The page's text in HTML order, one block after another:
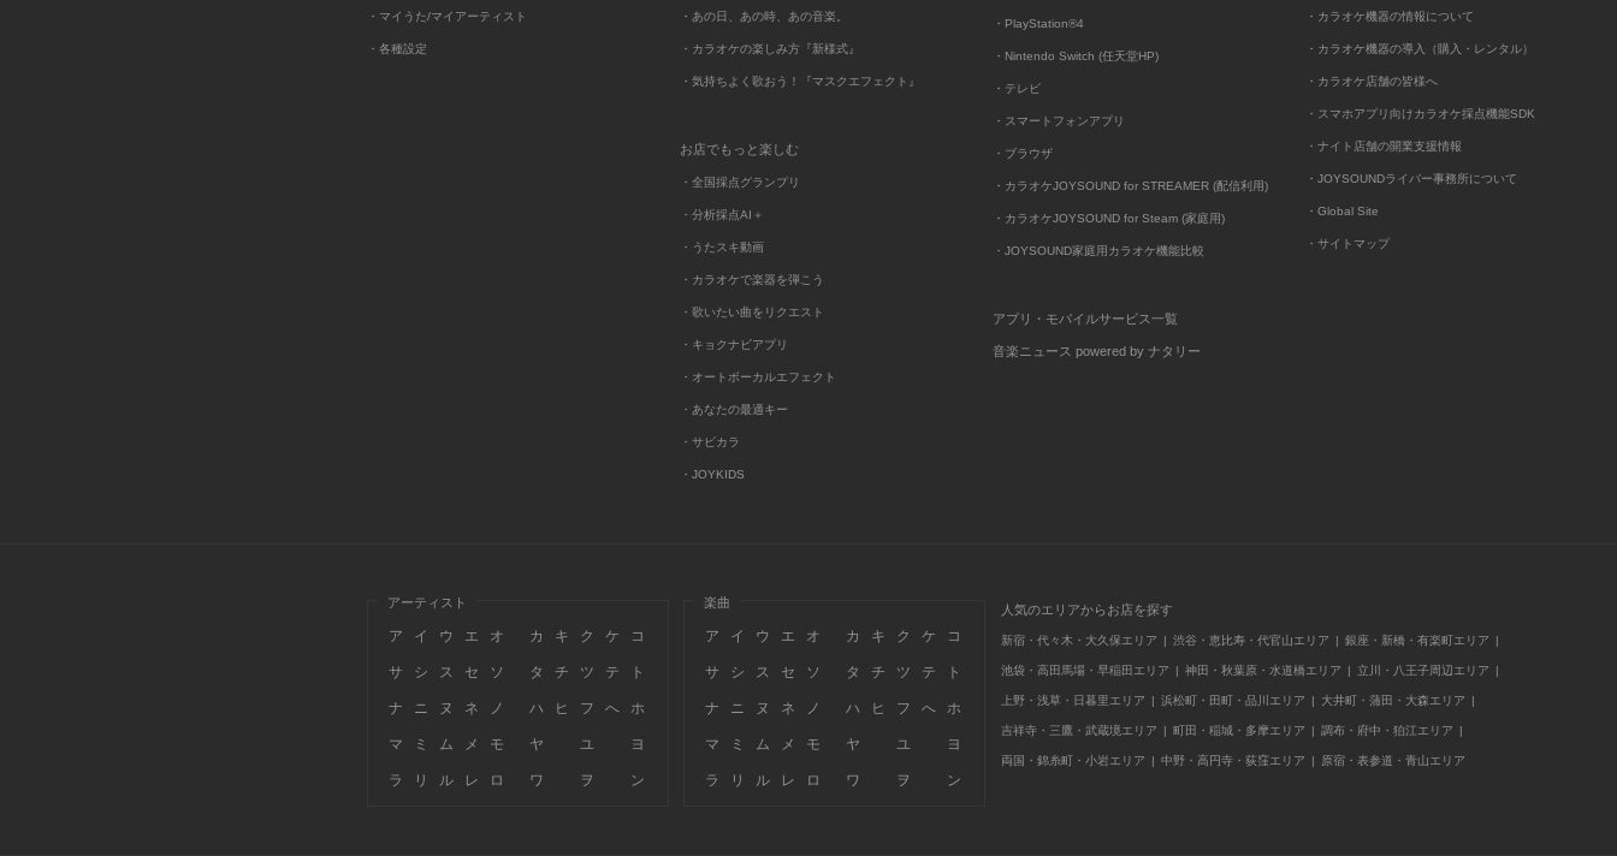
・マイうた/マイアーティスト
・各種設定
・あの日、あの時、あの音楽。
・カラオケの楽しみ方『新様式』
・気持ちよく歌おう！『マスクエフェクト』
お店でもっと楽しむ
・全国採点グランプリ
・分析採点AI＋
・うたスキ動画
・カラオケで楽器を弾こう
・歌いたい曲をリクエスト
・キョクナビアプリ
・オートボーカルエフェクト
・あなたの最適キー
・サビカラ
・JOYKIDS
・PlayStation®4
・Nintendo Switch (任天堂HP)
・テレビ
・スマートフォンアプリ
・ブラウザ
・カラオケJOYSOUND for STREAMER (配信利用)
・カラオケJOYSOUND for Steam (家庭用)
・JOYSOUND家庭用カラオケ機能比較
アプリ・モバイルサービス一覧
音楽ニュース powered by ナタリー
・カラオケ機器の情報について
・カラオケ機器の導入（購入・レンタル）
・カラオケ店舗の皆様へ
・スマホアプリ向けカラオケ採点機能SDK
・ナイト店舗の開業支援情報
・JOYSOUNDライバー事務所について
・Global Site
・サイトマップ
アーティスト
ア イ ウ エ オ カ キ ク ケ コ
サ シ ス セ ソ タ チ ツ テ ト
ナ ニ ヌ ネ ノ ハ ヒ フ へ ホ
マ ミ ム メ モ ヤ ユ ヨ
ラ リ ル レ ロ ワ ヲ ン
楽曲
ア イ ウ エ オ カ キ ク ケ コ
サ シ ス セ ソ タ チ ツ テ ト
ナ ニ ヌ ネ ノ ハ ヒ フ へ ホ
マ ミ ム メ モ ヤ ユ ヨ
ラ リ ル レ ロ ワ ヲ ン
人気のエリアからお店を探す
新宿・代々木・大久保エリア 渋谷・恵比寿・代官山エリア 銀座・新橋・有楽町エリア
池袋・高田馬場・早稲田エリア 神田・秋葉原・水道橋エリア 立川・八王子周辺エリア
上野・浅草・日暮里エリア 浜松町・田町・品川エリア 大井町・蒲田・大森エリア
吉祥寺・三鷹・武蔵境エリア 町田・稲城・多摩エリア 調布・府中・狛江エリア
両国・錦糸町・小岩エリア 中野・高円寺・荻窪エリア 原宿・表参道・青山エリア